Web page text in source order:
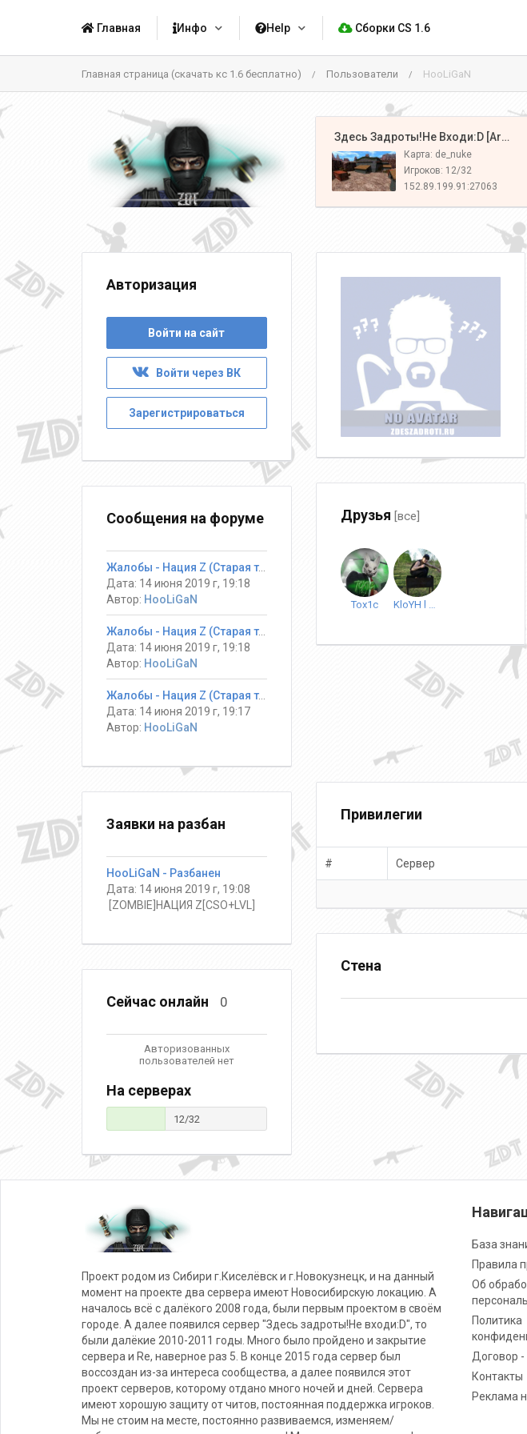
Главная Инфо Help Сборки CS 1.6
Главная страница (скачать кс 1.6 бесплатно) / Пользователи / HooLiGaN
️ Здесь Задроты!Не Входи:D [Army#1]
Карта: de_nuke
Игроков: 12/32
152.89.199.91:27063
Друзья [все]
Tox1c
Привилегии
# Сервер
Стена
Авторизация
Войти на сайт
Войти через ВК
Зарегистрироваться
Сообщения на форуме
Жалобы - Нация Z (Старая тема)Закрыто
Дата: 14 июня 2019 г, 19:18
Автор: HooLiGaN
Жалобы - Нация Z (Старая тема)Закрыто
Дата: 14 июня 2019 г, 19:18
Автор: HooLiGaN
Жалобы - Нация Z (Старая тема)Закрыто
Дата: 14 июня 2019 г, 19:17
Автор: HooLiGaN
Заявки на разбан
HooLiGaN - Разбанен
Дата: 14 июня 2019 г, 19:08
️ [ZOMBIE]НАЦИЯ Z[CSO+LVL]
Сейчас онлайн 0
Авторизованных
пользователей нет
На серверах
12/32
Проект родом из Сибири г.Киселёвск и г.Новокузнецк, и на данный
момент на проекте два сервера имеют Новосибирскую локацию. А
началось всё с далёкого 2008 года, были первым проектом в своём
городе. А далее появился сервер "Здесь задроты!Не входи:D", то
были далёкие 2010-2011 годы. Много было пройдено и закрытие
сервера и Re, наверное раз 5. В конце 2015 года сервер был
воссоздан из-за интереса сообщества, а далее появился этот
проект серверов, которому отдано много ночей и дней. Сервера
имеют хорошую защиту от читов, постоянная поддержка игроков.
Мы не стоим на месте, постоянно развиваемся, изменяем/
База
Правила
Об
Политика
Договор -
Контакты
Реклама